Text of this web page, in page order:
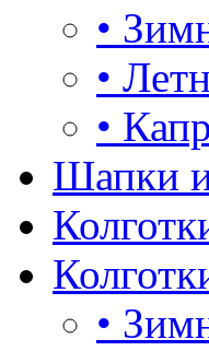
•
•
•
Шапки
•